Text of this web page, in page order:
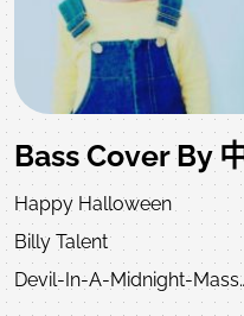
Happy Halloween
Billy Talent
Devil-In-A-Midnight-Mass